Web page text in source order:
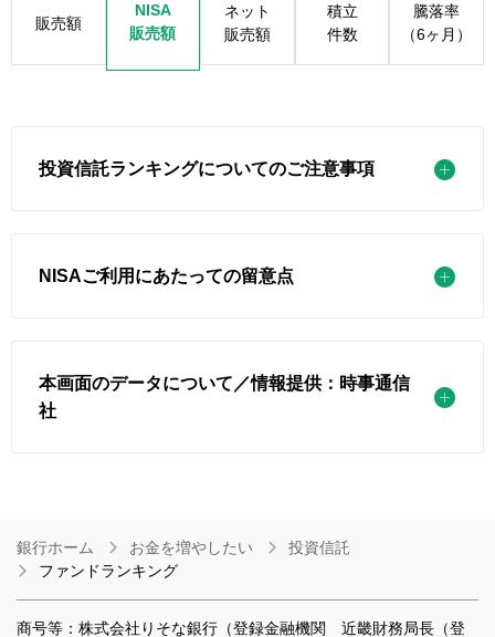
販売額
NISA
販売額
ネット
販売額
積立
件数
騰落率
（6ヶ月）
投資信託ランキングについてのご注意事項
NISAご利用にあたっての留意点
本画面のデータについて／情報提供：時事通信
社
銀行ホーム お金を増やしたい
投資信託
ファンドランキング
商号等：株式会社りそな銀行（登録金融機関 近畿財務局長（登